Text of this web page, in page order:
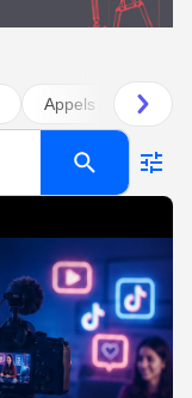
Appels à projets